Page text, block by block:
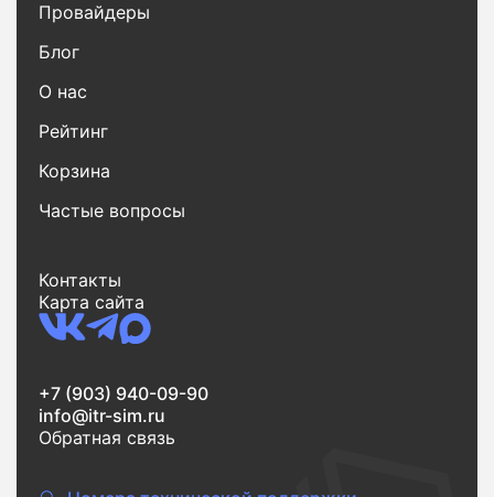
Провайдеры
Блог
О нас
Рейтинг
Корзина
Частые вопросы
Контакты
Карта сайта
+7 (903) 940-09-90
info@itr-sim.ru
Обратная связь